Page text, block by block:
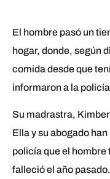
El hombre pasó un
hogar, donde, según
comida desde que
informaron a la
Su madrastra,
Ella y su abogado
policía que el hombre
falleció el año pasado.